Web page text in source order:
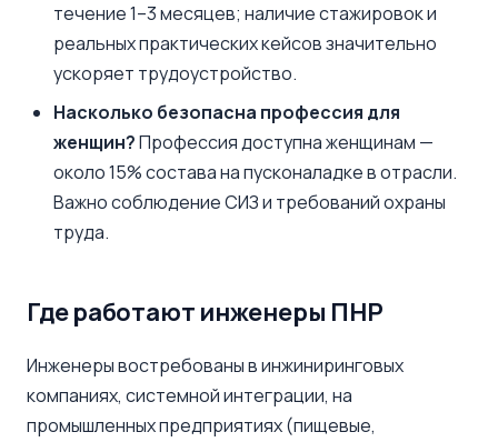
течение 1–3 месяцев; наличие стажировок и
реальных практических кейсов значительно
ускоряет трудоустройство.
Насколько безопасна профессия для
женщин?Профессия доступна женщинам —
около 15% состава на пусконаладке в отрасли.
Важно соблюдение СИЗ и требований охраны
труда.
Где работают инженеры ПНР
Инженеры востребованы в инжиниринговых
компаниях, системной интеграции, на
промышленных предприятиях (пищевые,